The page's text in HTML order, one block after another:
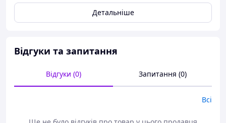
Тип палива, що використовується, дизельне паливо
(солярка)
Тип встановлення Підлоговий, Настільний
Особливості Пульт дистанційного керування,
терморегулятор, Таймер
Детальніше
Відгуки та запитання
Відгуки (0) Запитання (0)
Всі